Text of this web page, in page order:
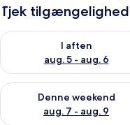
Tjek
I aften
aug. 5 - aug. 6
Tjek tilgængelighed for i
Denne weekend
aug. 7 - aug. 9
Tjek tilgængelighed for